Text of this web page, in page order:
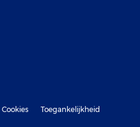
Cookies
Toegankelijkheid